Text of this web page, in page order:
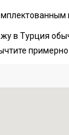
в Турция
примерно